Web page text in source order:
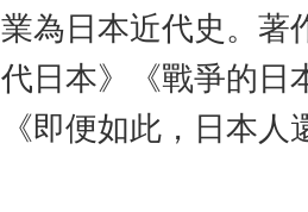
業為日本近代史。著
代日本》《戰爭的日
《即便如此，日本